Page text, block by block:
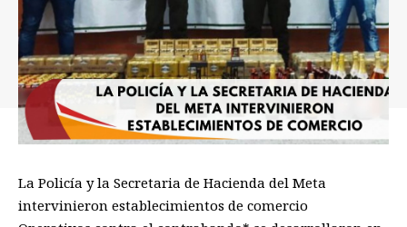
La Policía y la Secretaria de Hacienda del Meta
intervinieron establecimientos de comercio